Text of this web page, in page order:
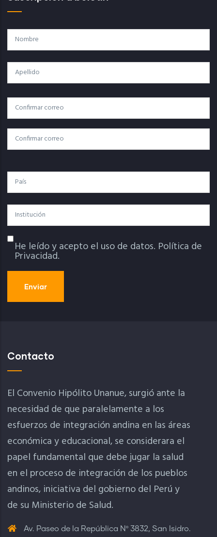
Nombre
Apellido
Correo
Electrónico
Correo Electrónico
Confirmar Correo
País
Institución
Política De Privacidad
He leído y acepto el uso de datos. Política de
Privacidad.
Contacto
El Convenio Hipólito Unanue, surgió ante la
necesidad de que paralelamente a los
esfuerzos de integración andina en las áreas
económica y educacional, se considerara el
papel fundamental que debe jugar la salud
en el proceso de integración de los pueblos
andinos, iniciativa del gobierno del Perú y
de su Ministerio de Salud.
Av. Paseo de la República Nº 3832, San Isidro.